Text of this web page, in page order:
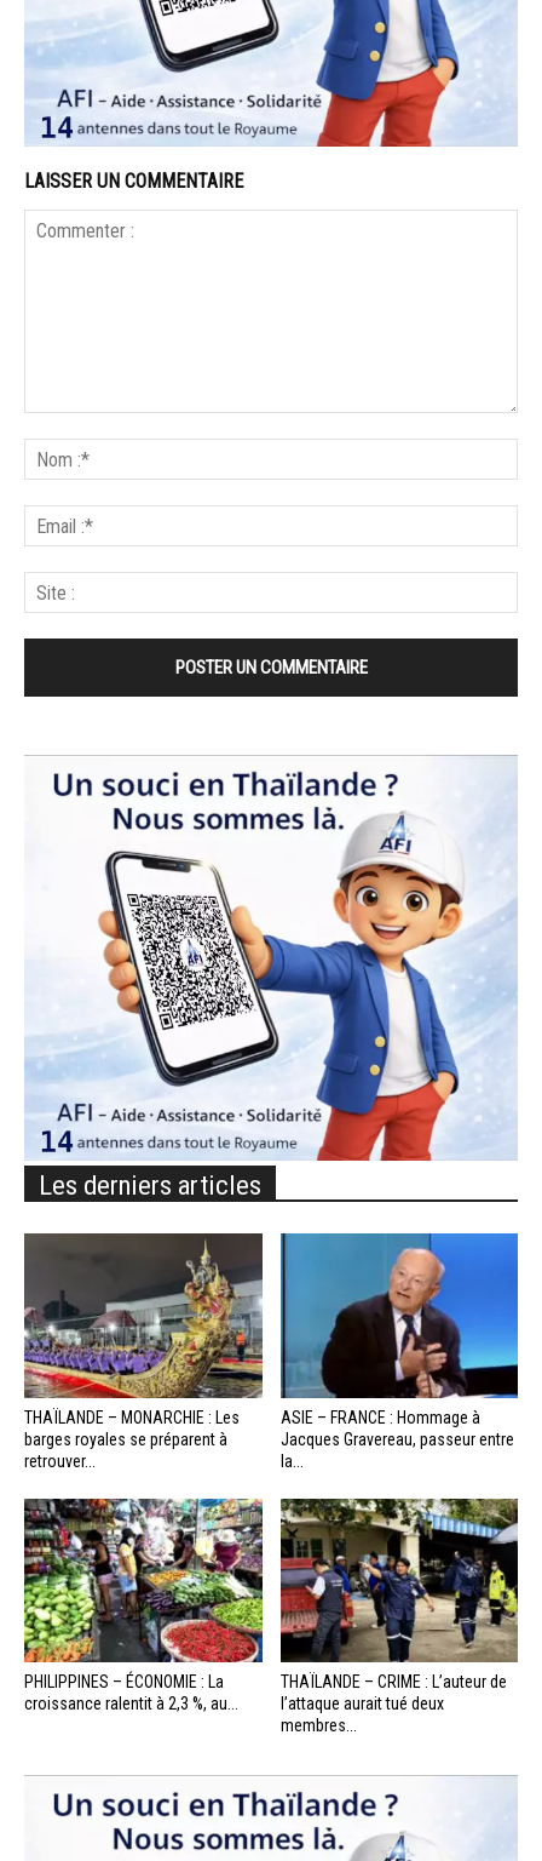
LAISSER UN COMMENTAIRE
Les derniers articles
THAÏLANDE – MONARCHIE : Les
barges royales se préparent à
retrouver...
ASIE – FRANCE : Hommage à
Jacques Gravereau, passeur entre
la...
PHILIPPINES – ÉCONOMIE : La
croissance ralentit à 2,3 %, au...
THAÏLANDE – CRIME : L’auteur de
l’attaque aurait tué deux
membres...